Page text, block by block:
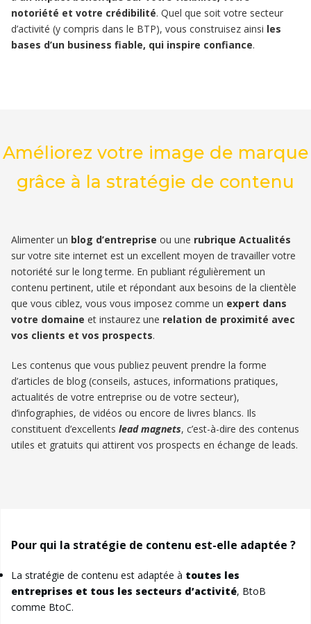
notoriété et votre crédibilité. Quel que soit votre secteur
d’activité (y compris dans le BTP), vous construisez ainsi les
bases d’un business fiable, qui inspire confiance.
Améliorez votre image de marque
grâce à la stratégie de contenu
Alimenter un blog d’entreprise ou une rubrique Actualités
sur votre site internet est un excellent moyen de travailler votre
notoriété sur le long terme. En publiant régulièrement un
contenu pertinent, utile et répondant aux besoins de la clientèle
que vous ciblez, vous vous imposez comme un expert dans
votre domaine et instaurez une relation de proximité avec
vos clients et vos prospects.
Les contenus que vous publiez peuvent prendre la forme
d’articles de blog (conseils, astuces, informations pratiques,
actualités de votre entreprise ou de votre secteur),
d’infographies, de vidéos ou encore de livres blancs. Ils
constituent d’excellents lead magnets, c’est-à-dire des contenus
utiles et gratuits qui attirent vos prospects en échange de leads.
Pour qui la stratégie de contenu est-elle adaptée ?
La stratégie de contenu est adaptée à toutes les
entreprises et tous les secteurs d’activité, BtoB
comme BtoC.